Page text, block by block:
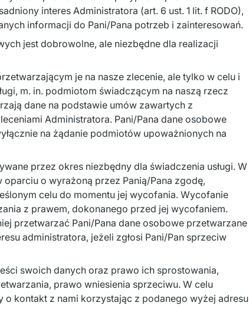
interes Administratora (art. 6 ust. 1 lit. f RODO),
informacji do Pani/Pana potrzeb i zainteresowań.
jest dobrowolne, ale niezbędne dla realizacji
je na nasze zlecenie, ale tylko w celu i
m. in. podmiotom świadczącym na naszą rzecz
dane na podstawie umów zawartych z
Administratora. Pani/Pana dane osobowe
na żądanie podmiotów upoważnionych na
przez okres niezbędny dla świadczenia usługi. W
o wyrażoną przez Panią/Pana zgodę,
celu do momentu jej wycofania. Wycofanie
z prawem, dokonanego przed jej wycofaniem.
przetwarzać Pani/Pana dane osobowe przetwarzane
administratora, jeżeli zgłosi Pani/Pan sprzeciw
swoich danych oraz prawo ich sprostowania,
prawo wniesienia sprzeciwu. W celu
kontakt z nami korzystając z podanego wyżej adresu